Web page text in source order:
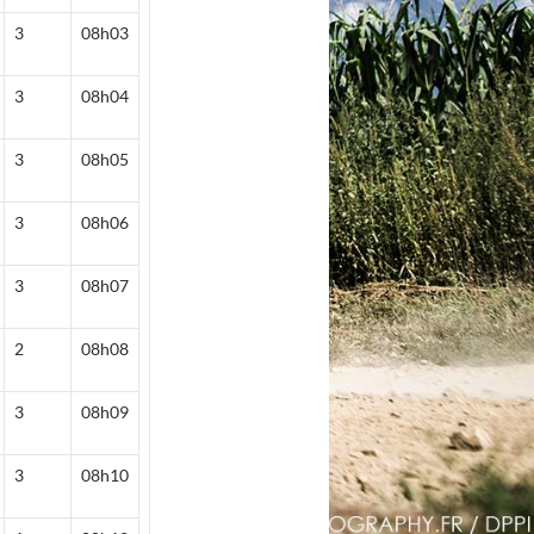
3 08h03
3 08h04
3 08h05
3 08h06
3 08h07
2 08h08
3 08h09
3 08h10